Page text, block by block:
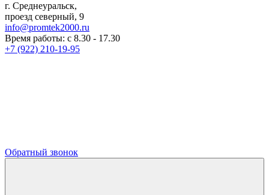
г. Среднеуральск,
проезд северный, 9
info@promtek2000.ru
Время работы: с 8.30 - 17.30
+7 (922) 210-19-95
Обратный звонок